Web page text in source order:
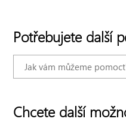
Potřebujete další
Chcete další